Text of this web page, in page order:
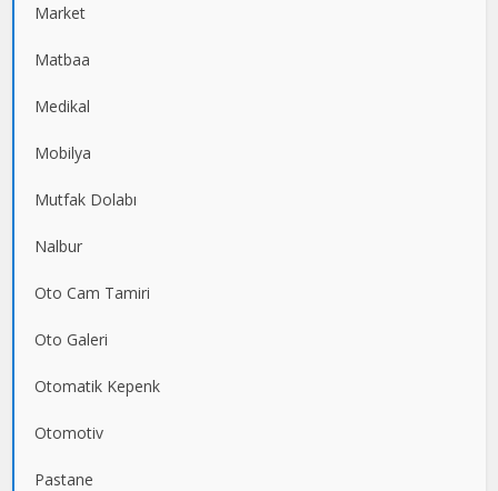
Market
Matbaa
Medikal
Mobilya
Mutfak Dolabı
Nalbur
Oto Cam Tamiri
Oto Galeri
Otomatik Kepenk
Otomotiv
Pastane